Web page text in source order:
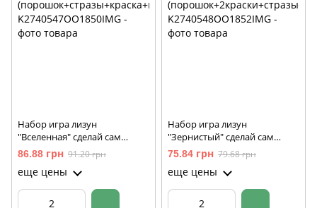
Набор игра лизун
"Вселенная" сделай сам
(порошок+стразы+краска+кл
86.88 грн 91.20 грн
еще цены
Набор игра лизун
"Зернистый" сделай сам
(порошок+2краски+стразы+
шарики+клей)
75.84 грн 79.68 грн
еще цены